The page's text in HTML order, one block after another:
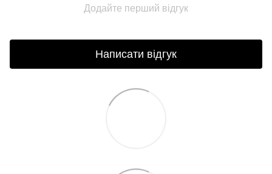
Додайте перший відгук
Написати відгук